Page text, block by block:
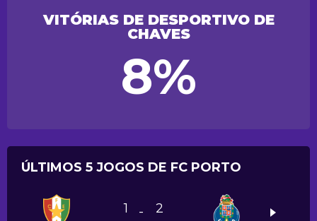
VITÓRIAS DE DESPORTIVO DE
CHAVES
8%
ÚLTIMOS 5 JOGOS DE FC PORTO
1 - 2